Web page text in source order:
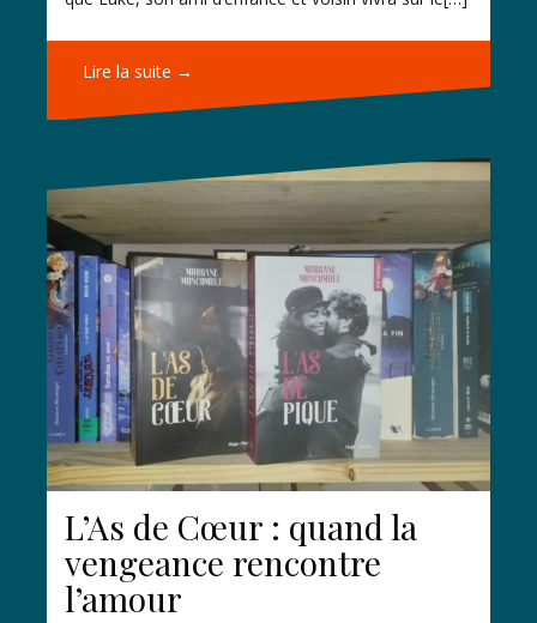
Lire la suite →
L’As de Cœur : quand la
vengeance rencontre
l’amour